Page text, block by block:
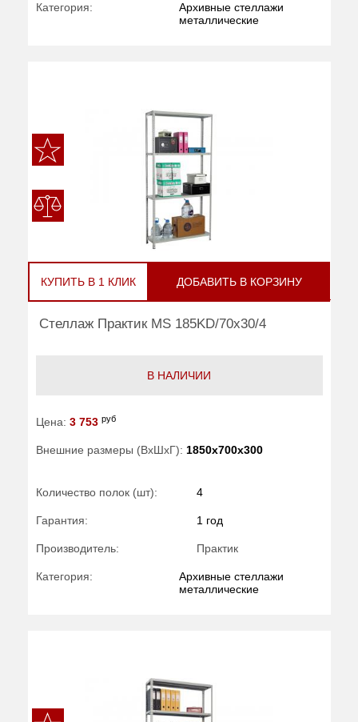
Категория:
Архивные стеллажи
металлические
КУПИТЬ В 1 КЛИК ДОБАВИТЬ В КОРЗИНУ
Стеллаж Практик MS 185KD/70x30/4
В НАЛИЧИИ
Цена: 3 753 руб
Внешние размеры (ВхШхГ): 1850x700x300
Количество полок (шт): 4
Гарантия: 1 год
Производитель: Практик
Категория:
Архивные стеллажи
металлические